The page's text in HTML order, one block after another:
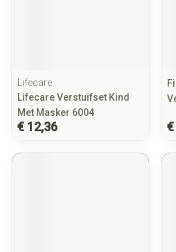
Lifecare
Lifecare Verstuifset Kind
Met Masker 6004
€ 12,36